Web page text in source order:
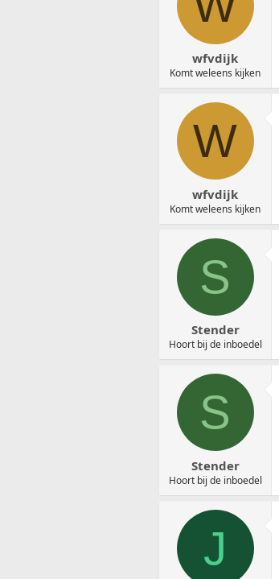
wfvdijk
Komt weleens kijken
W
wfvdijk
Komt weleens kijken
S
Stender
Hoort bij de inboedel
S
Stender
Hoort bij de inboedel
J